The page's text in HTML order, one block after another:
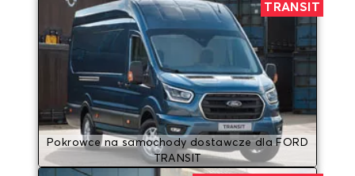
TRANSIT
Pokrowce na samochody dostawcze dla FORD
TRANSIT